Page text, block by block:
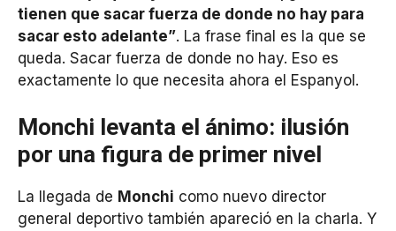
tienen que sacar fuerza de donde no hay para
sacar esto adelante”. La frase final es la que se
queda. Sacar fuerza de donde no hay. Eso es
exactamente lo que necesita ahora el Espanyol.
Monchi levanta el ánimo: ilusión
por una figura de primer nivel
La llegada de Monchi como nuevo director
general deportivo también apareció en la charla. Y